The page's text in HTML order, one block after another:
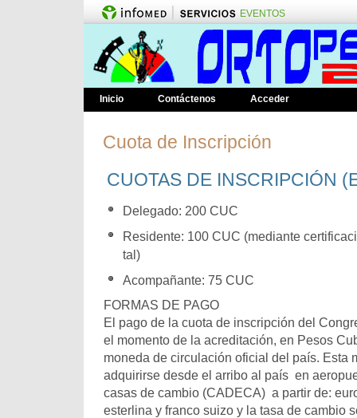
EVENTOS
Inicio Contáctenos Acceder
Cuota de Inscripción
CUOTAS DE INSCRIPCIÓN
Delegado: 200 CUC
Residente: 100 CUC (mediante
tal)
Acompañante: 75 CUC
FORMAS DE PAGO
El pago de la cuota de inscripción del
el momento de la acreditación, en Pesos
moneda de circulación oficial del país. Esta
adquirirse desde el arribo al país en
casas de cambio (CADECA) a partir de:
esterlina y franco suizo y la tasa de cambio